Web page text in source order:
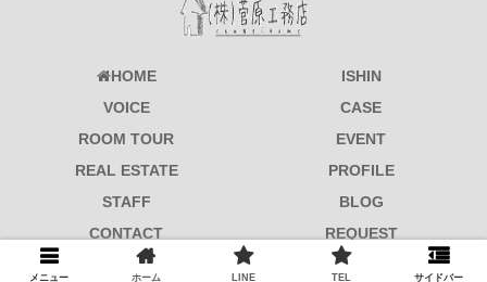
HOME
ISHIN
VOICE
CASE
ROOM TOUR
EVENT
REAL ESTATE
PROFILE
STAFF
BLOG
CONTACT
REQUEST
© 2017-2026 菅原工務店.
メニュー ホーム LINE TEL サイドバー